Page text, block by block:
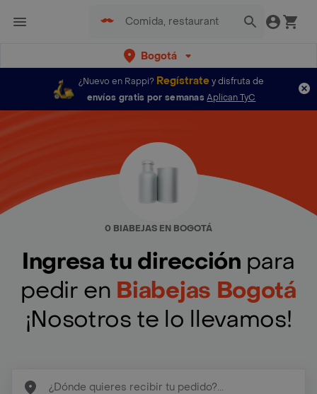
Bogotá
¿Nuevo en Rappi? Regístratey disfruta de
envíos gratis por semanas Aplican TyC
0 BIABEJAS EN BOGOTÁ
Ingresa tu dirección para
pedir en Biabejas Bogotá
¡Nosotros te lo llevamos!